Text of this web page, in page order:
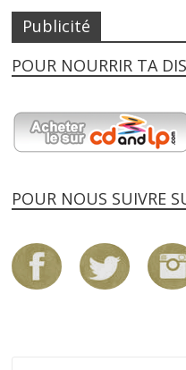
Publicité
POUR NOURRIR TA
POUR NOUS SUIVRE